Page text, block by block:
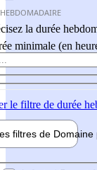
la durée
minimale (en
le filtre de durée
filtres de Domaine